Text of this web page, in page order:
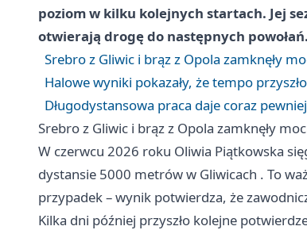
poziom w kilku kolejnych startach. Jej
otwierają drogę do następnych powołań.
Srebro z Gliwic i brąz z Opola zamknęły
Halowe wyniki pokazały, że tempo
Długodystansowa praca daje coraz
Srebro z Gliwic i brąz z Opola zamknęły
W czerwcu 2026 roku Oliwia Piątkowska
dystansie 5000 metrów w Gliwicach . To
przypadek – wynik potwierdza, że
Kilka dni później przyszło kolejne